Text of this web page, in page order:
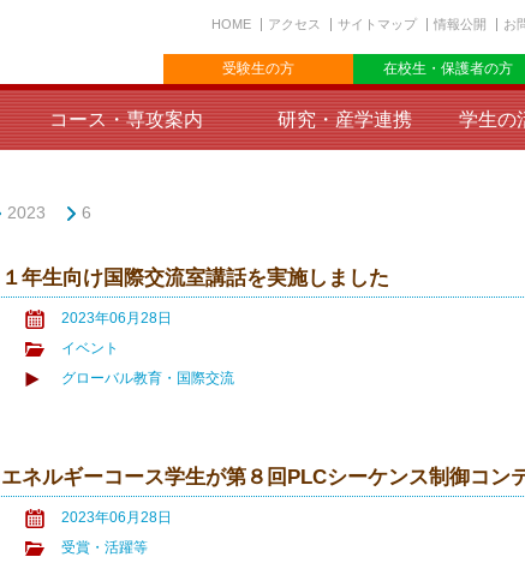
HOME アクセス サイトマップ 情報公開 お
受験生の方 在校生・保護者の方
コース・専攻案内 研究・産学連携
学生の
2023 6
１年生向け国際交流室講話を実施しました
2023年06月28日
イベント
グローバル教育・国際交流
エネルギーコース学生が第８回PLCシーケンス制御コン
2023年06月28日
受賞・活躍等